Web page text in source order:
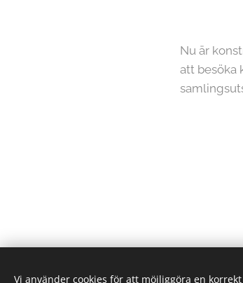
Nu är
att besöka
Vi använder cookies för att möjliggöra en